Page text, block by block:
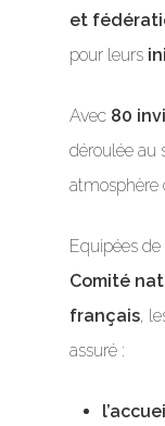
et
pour leurs
Avec 80
déroulée au
atmosphère
Equipées
Comité
français,
assuré :